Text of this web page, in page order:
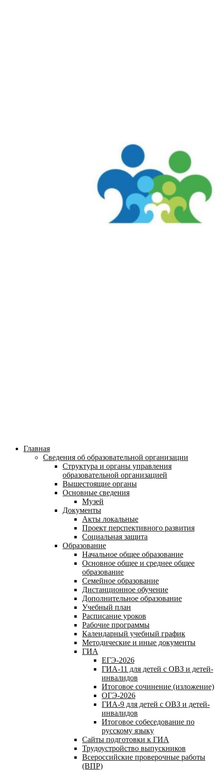
Главная
Сведения об образовательной организации
Структура и органы управления
образовательной организацией
Вышестоящие органы
Основные сведения
Музей
Документы
Акты локальные
Проект перспективного развития
Социальная защита
Образование
Начальное общее образование
Основное общее и среднее общее
образование
Семейное образование
Дистанционное обучение
Дополнительное образование
Учебный план
Расписание уроков
Рабочие программы
Календарный учебный график
Методические и иные документы
ГИА
ЕГЭ-2026
ГИА-11 для детей с ОВЗ и детей-
инвалидов
Итоговое сочинение (изложение)
ОГЭ-2026
ГИА-9 для детей с ОВЗ и детей-
инвалидов
Итоговое собеседование по
русскому языку
Сайты подготовки к ГИА
Трудоустройство выпускников
Всероссийские проверочные работы
(ВПР)